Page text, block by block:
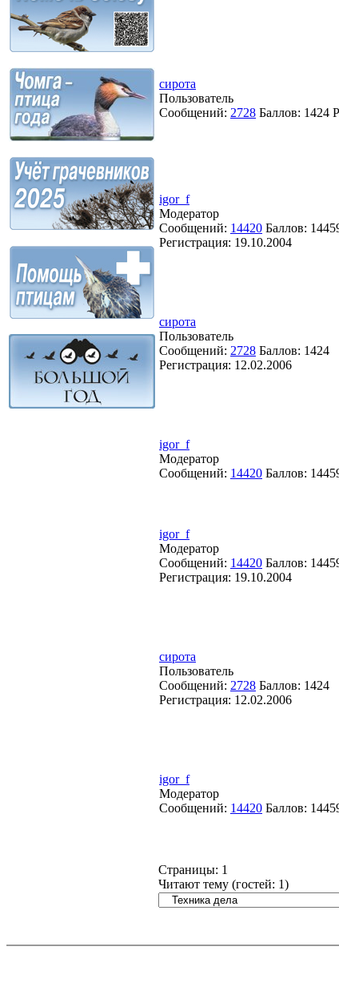
сирота
Пользователь
Сообщений: 2728 Баллов: 1424
igor_f
Модератор
Сообщений: 14420 Баллов:
Регистрация: 19.10.2004
сирота
Пользователь
Сообщений: 2728 Баллов: 1424
Регистрация: 12.02.2006
igor_f
Модератор
Сообщений: 14420 Баллов:
igor_f
Модератор
Сообщений: 14420 Баллов:
Регистрация: 19.10.2004
сирота
Пользователь
Сообщений: 2728 Баллов: 1424
Регистрация: 12.02.2006
igor_f
Модератор
Сообщений: 14420 Баллов:
Страницы: 1
Читают тему (гостей: 1)